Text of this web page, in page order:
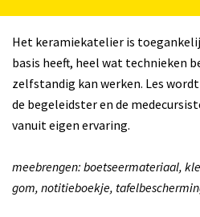
Het keramiekatelier is
basis heeft, heel wat technieken
zelfstandig kan werken. Les
de begeleidster en de
vanuit eigen ervaring.
meebrengen: boetseermateriaal,
gom, notitieboekje,